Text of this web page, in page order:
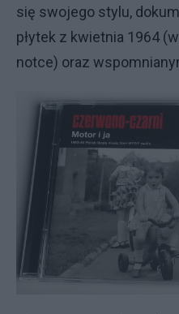
się swojego stylu,
płytek z kwietnia 1964
notce) oraz